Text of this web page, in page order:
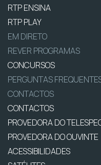
RTP ENSINA
RTP PLAY
EM DIRETO
REVER PROGRAMAS
CONCURSOS
PERGUNTAS
CONTACTOS
CONTACTOS
PROVEDORA DO
PROVEDORA DO OUVINTE
ACESSIBILIDADES